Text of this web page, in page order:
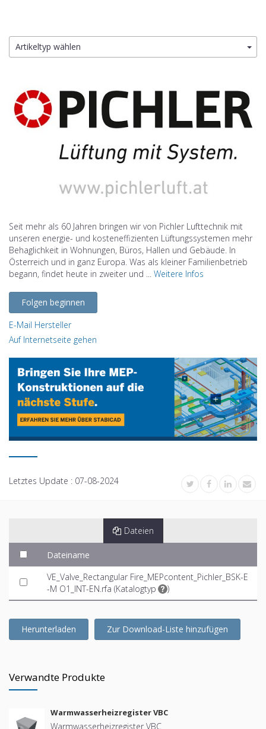
Artikeltyp wählen
Seit mehr als 60 Jahren bringen wir von Pichler Lufttechnik mit
unseren energie- und kosteneffizienten Lüftungssystemen mehr
Behaglichkeit in Wohnungen, Büros, Hallen und Gebäude. In
Österreich und in ganz Europa. Was als kleiner Familienbetrieb
begann, findet heute in zweiter und ... Weitere Infos
Folgen beginnen
E-Mail Hersteller
Auf Internetseite gehen
Letztes Update : 07-08-2024
Dateien
Dateiname
VE_Valve_Rectangular Fire_MEPcontent_Pichler_BSK-E
-M O1_INT-EN.rfa (Katalogtyp )
Herunterladen Zur Download-Liste hinzufügen
Verwandte Produkte
Warmwasserheizregister VBC
Warmwasserheizregister VBC